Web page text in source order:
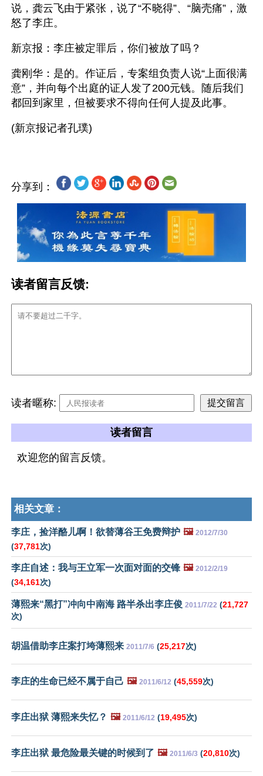
说，龚云飞由于紧张，说了“不晓得”、“脑壳痛”，激
怒了李庄。
新京报：李庄被定罪后，你们被放了吗？
龚刚华：是的。作证后，专案组负责人说“上面很满
意”，并向每个出庭的证人发了200元钱。随后我们
都回到家里，但被要求不得向任何人提及此事。
分享到：
读者留言反馈:
读者暱称:
读者留言
欢迎您的留言反馈。
相关文章：
李庄，捡洋酪儿啊！欲替薄谷王免费辩护 🖼️ 2012/7/30
(37,781次)
李庄自述：我与王立军一次面对面的交锋 🖼️ 2012/2/19
(34,161次)
薄熙来“黑打”冲向中南海 路半杀出李庄俊 2011/7/22 (21,727
次)
胡温借助李庄案打垮薄熙来 2011/7/6 (25,217次)
李庄的生命已经不属于自己 🖼️ 2011/6/12 (45,559次)
李庄出狱 薄熙来失忆？ 🖼️ 2011/6/12 (19,495次)
李庄出狱 最危险最关键的时候到了 🖼️ 2011/6/3 (20,810次)